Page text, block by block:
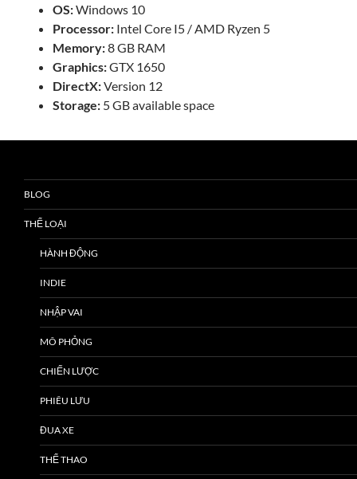
OS:Windows 10
Processor: Intel Core I5 / AMD Ryzen 5
Memory:8 GB RAM
Graphics:GTX 1650
DirectX:Version 12
Storage: 5 GB available space
BLOG
THỂ LOẠI
HÀNH ĐỘNG
INDIE
NHẬP VAI
MÔ PHỎNG
CHIẾN LƯỢC
PHIÊU LƯU
ĐUA XE
THỂ THAO